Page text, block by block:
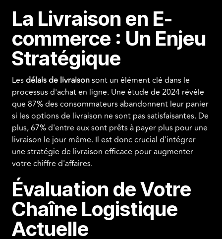
La Livraison en E-
commerce : Un Enjeu
Stratégique
Lesdélais de livraisonsont un élément clé dans le
processus d'achat en ligne. Une étude de 2024 révèle
que 87% des consommateurs abandonnent leur panier
si les options de livraison ne sont pas satisfaisantes. De
plus, 67% d'entre eux sont prêts à payer plus pour une
livraison le jour même. Il est donc crucial d'intégrer
une stratégie de livraison efficace pour augmenter
votre chiffre d'affaires.
Évaluation de Votre
Chaîne Logistique
Actuelle